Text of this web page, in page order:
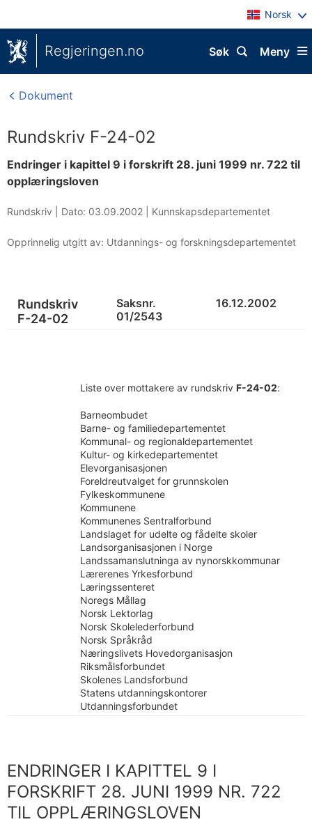
Norsk
Regjeringen.no Meny
Søk
Dokument
Rundskriv F-24-02
Endringer i kapittel 9 i forskrift 28. juni 1999 nr. 722 til
opplæringsloven
Rundskriv | Dato: 03.09.2002 Kunnskapsdepartementet
Opprinnelig utgitt av: Utdannings- og forskningsdepartementet
Rundskriv
F-24-02
Saksnr.
01/2543
16.12.2002
Liste over mottakere av rundskriv F-24-02:
Barneombudet
Barne- og familiedepartementet
Kommunal- og regionaldepartementet
Kultur- og kirkedepartementet
Elevorganisasjonen
Foreldreutvalget for grunnskolen
Fylkeskommunene
Kommunene
Kommunenes Sentralforbund
Landslaget for udelte og fådelte skoler
Landsorganisasjonen i Norge
Landssamanslutninga av nynorskkommunar
Lærerenes Yrkesforbund
Læringssenteret
Noregs Mållag
Norsk Lektorlag
Norsk Skolelederforbund
Norsk Språkråd
Næringslivets Hovedorganisasjon
Riksmålsforbundet
Skolenes Landsforbund
Statens utdanningskontorer
Utdanningsforbundet
ENDRINGER I KAPITTEL 9 I
FORSKRIFT 28. JUNI 1999 NR. 722
TIL OPPLÆRINGSLOVEN